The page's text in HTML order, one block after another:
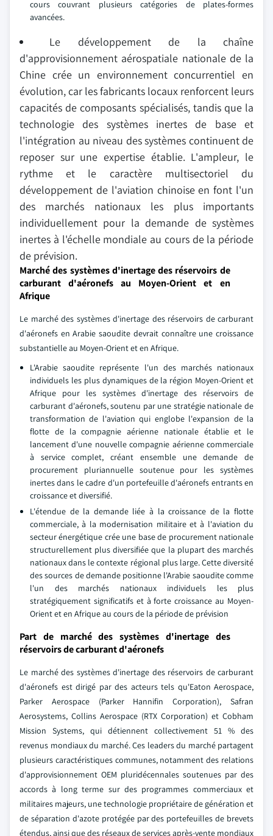
cours couvrant plusieurs catégories de plates-formes
avancées.
Le développement de la chaîne
d'approvisionnement aérospatiale nationale de la
Chine crée un environnement concurrentiel en
évolution, car les fabricants locaux renforcent leurs
capacités de composants spécialisés, tandis que la
technologie des systèmes inertes de base et
l'intégration au niveau des systèmes continuent de
reposer sur une expertise établie. L'ampleur, le
rythme et le caractère multisectoriel du
développement de l'aviation chinoise en font l'un
des marchés nationaux les plus importants
individuellement pour la demande de systèmes
inertes à l'échelle mondiale au cours de la période
de prévision.
Marché des systèmes d'inertage des réservoirs de
carburant d'aéronefs au Moyen-Orient et en
Afrique
Le marché des systèmes d'inertage des réservoirs de carburant
d'aéronefs en Arabie saoudite devrait connaître une croissance
substantielle au Moyen-Orient et en Afrique.
L'Arabie saoudite représente l'un des marchés nationaux
individuels les plus dynamiques de la région Moyen-Orient et
Afrique pour les systèmes d'inertage des réservoirs de
carburant d'aéronefs, soutenu par une stratégie nationale de
transformation de l'aviation qui englobe l'expansion de la
flotte de la compagnie aérienne nationale établie et le
lancement d'une nouvelle compagnie aérienne commerciale
à service complet, créant ensemble une demande de
procurement pluriannuelle soutenue pour les systèmes
inertes dans le cadre d'un portefeuille d'aéronefs entrants en
croissance et diversifié.
L'étendue de la demande liée à la croissance de la flotte
commerciale, à la modernisation militaire et à l'aviation du
secteur énergétique crée une base de procurement nationale
structurellement plus diversifiée que la plupart des marchés
nationaux dans le contexte régional plus large. Cette diversité
des sources de demande positionne l'Arabie saoudite comme
l'un des marchés nationaux individuels les plus
stratégiquement significatifs et à forte croissance au Moyen-
Orient et en Afrique au cours de la période de prévision
Part de marché des systèmes d'inertage des
réservoirs de carburant d'aéronefs
Le marché des systèmes d'inertage des réservoirs de carburant
d'aéronefs est dirigé par des acteurs tels qu'Eaton Aerospace,
Parker Aerospace (Parker Hannifin Corporation), Safran
Aerosystems, Collins Aerospace (RTX Corporation) et Cobham
Mission Systems, qui détiennent collectivement 51 % des
revenus mondiaux du marché. Ces leaders du marché partagent
plusieurs caractéristiques communes, notamment des relations
d'approvisionnement OEM pluridécennales soutenues par des
accords à long terme sur des programmes commerciaux et
militaires majeurs, une technologie propriétaire de génération et
de séparation d'azote protégée par des portefeuilles de brevets
étendus, ainsi que des réseaux de services après-vente mondiaux